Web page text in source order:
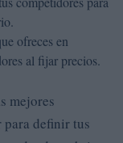
ofreces en
al fijar precios.
mejores
para definir tus